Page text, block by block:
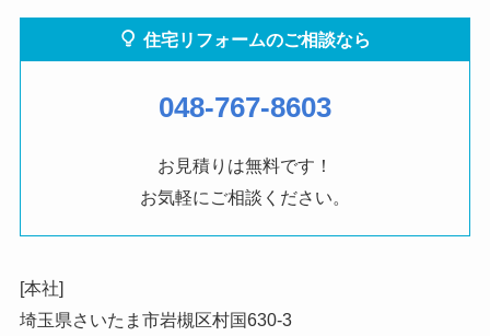
住宅リフォームのご相談なら
048-767-8603
お見積りは無料です！
お気軽にご相談ください。
[本社]
埼玉県さいたま市岩槻区村国630-3